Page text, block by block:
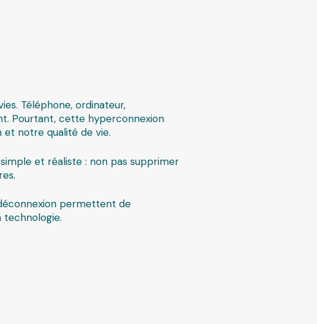
Téléphone, ordinateur,
Pourtant, cette hyperconnexion
et notre qualité de vie.
et réaliste : non pas supprimer
permettent de
technologie.